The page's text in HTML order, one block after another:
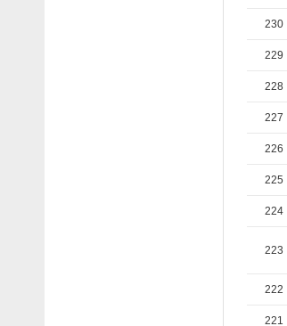
230
229
228
227
226
225
224
223
222
221